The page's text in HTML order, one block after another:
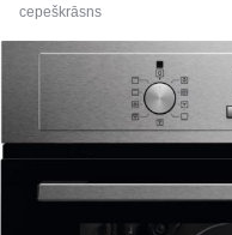
cepeškrāsns